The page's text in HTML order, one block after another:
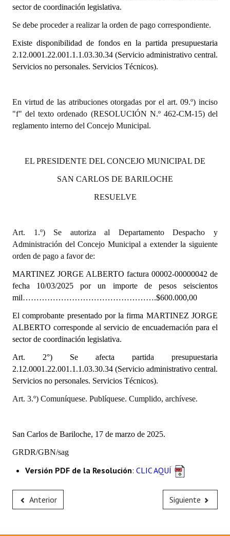
Proyectos Presentados
Actas de Sesión
Informes de Unidad Coordinadora
Actas de Audiencias Públicas
Declaraciones
Resoluciones
Resoluciones de Presidencia
INSTITUCIONAL
Antiguos Pobladores
Noticias Destacadas
Registros y Distinciones
Datos Históricos
Premio al Mérito - Registro
Periodistas Decanos - Registro
Banca del Vecino - Registro
sector de coordinación legislativa.
Se debe proceder a realizar la orden de pago correspondiente.
Existe disponibilidad de fondos en la partida presupuestaria
2.12.0001.22.001.1.1.03.30.34 (Servicio administrativo central.
Servicios no personales. Servicios Técnicos).
En virtud de las atribuciones otorgadas por el art. 09.º) inciso
"f" del texto ordenado (RESOLUCIÓN N.º 462-CM-15) del
reglamento interno del Concejo Municipal.
EL PRESIDENTE DEL CONCEJO MUNICIPAL DE
SAN CARLOS DE BARILOCHE
RESUELVE
Art. 1.º) Se autoriza al Departamento Despacho y
Administración del Concejo Municipal a extender la siguiente
orden de pago a favor de:
MARTINEZ JORGE ALBERTO factura 00002-00000042 de
fecha 10/03/2025por un importe de pesos seiscientos
mil………………………………………….$600.000,00
El comprobante presentado por la firma MARTINEZ JORGE
ALBERTO corresponde al servicio de encuadernación para el
sector de coordinación legislativa.
Art. 2°) Se afecta partida presupuestaria
2.12.0001.22.001.1.1.03.30.34 (Servicio administrativo central.
Servicios no personales. Servicios Técnicos).
Art. 3.º) Comuníquese. Publíquese. Cumplido, archívese.
San Carlos de Bariloche, 17 de marzo de 2025.
GRDR/GBN/sag
Versión PDF de la Resolución: CLIC AQUÍ
Anterior Siguiente